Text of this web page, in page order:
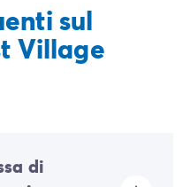
sul
Village
di